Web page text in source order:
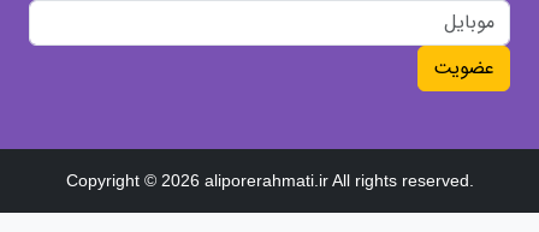
عضویت
Copyright © 2026 aliporerahmati.ir All rights reserved.